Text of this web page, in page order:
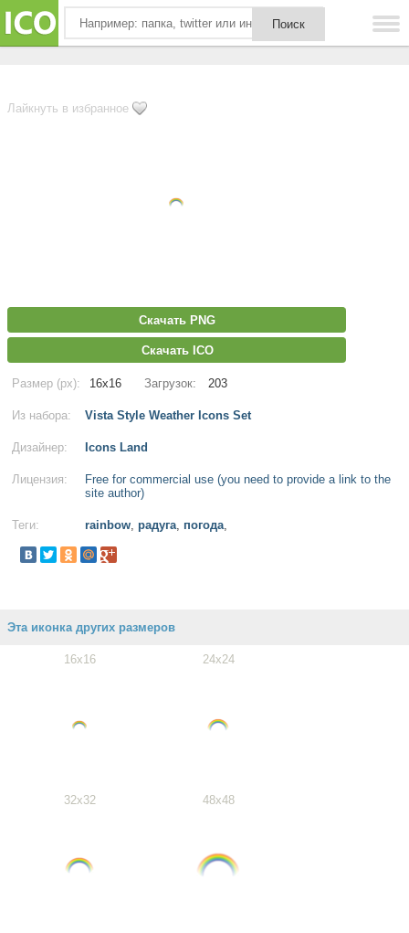
Лайкнуть в избранное
Скачать PNG
Скачать ICO
Размер (px): 16x16 Загрузок: 203
Из набора: Vista Style Weather Icons Set
Дизайнер: Icons Land
Лицензия:
Free for commercial use (you need to provide a link to the
site author)
Теги: rainbow, радуга, погода,
Эта иконка других размеров
16x16 24x24
32x32 48x48